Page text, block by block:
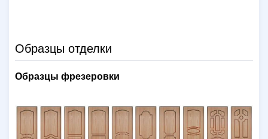
Образцы отделки
Образцы фрезеровки